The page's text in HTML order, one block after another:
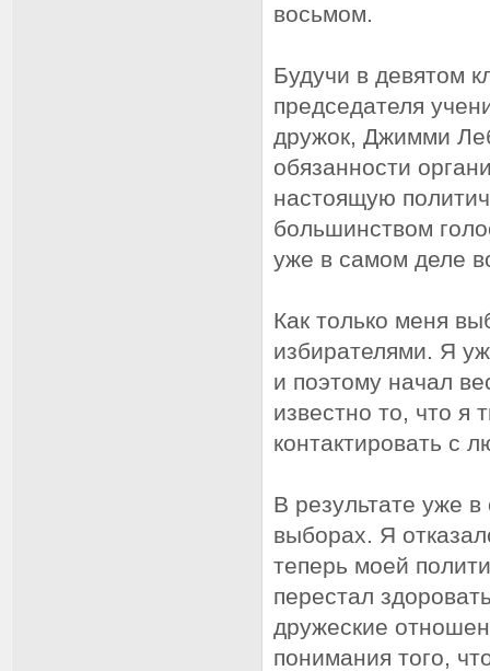
восьмом.
Будучи в девятом
председателя
дружок, Джимми
обязанности
настоящую
большинством
уже в самом деле
Как только меня
избирателями. Я
и поэтому начал
известно то, что я
контактировать с
В результате уже
выборах. Я
теперь моей
перестал
дружеские
понимания того,